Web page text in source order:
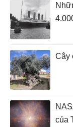
Cây
của